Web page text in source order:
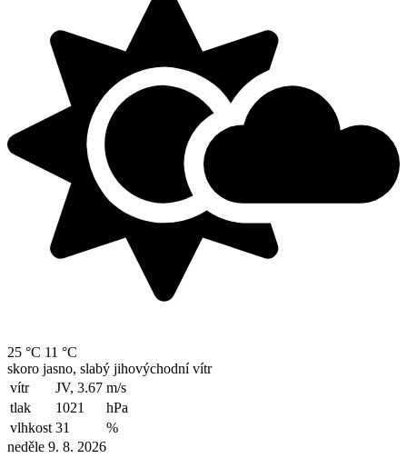
25 °C 11 °C
skoro jasno, slabý jihovýchodní vítr
vítr
JV, 3.67 m/s
tlak
1021
hPa
vlhkost 31
%
neděle 9. 8. 2026